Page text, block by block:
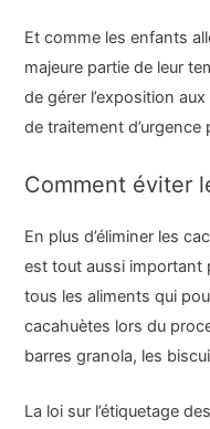
Et comme les enfants
majeure partie de leur
de gérer l’exposition
de traitement d’urgence
Comment éviter
En plus d’éliminer les
est tout aussi important
tous les aliments qui
cacahuètes lors du
barres granola, les
La loi sur l’étiquetage